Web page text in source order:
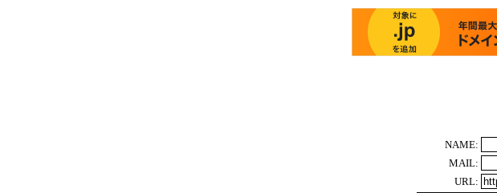
NAME:
MAIL:
URL: